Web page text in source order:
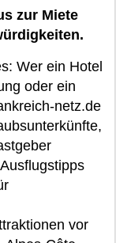
zur Miete
Wer ein Hotel
oder ein
netz.de
vor